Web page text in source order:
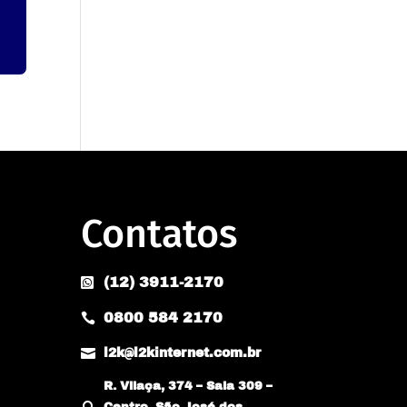
Contatos
 (12) 3911-2170
 0800 584 2170
 l2k@l2kinternet.com.br
R. Vilaça, 374 – Sala 309 –